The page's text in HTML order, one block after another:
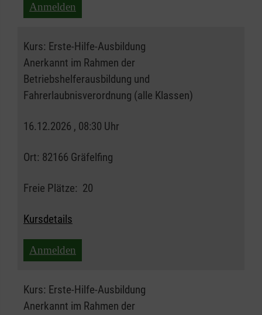
Anmelden
Kurs: Erste-Hilfe-Ausbildung
Anerkannt im Rahmen der
Betriebshelferausbildung und
Fahrerlaubnisverordnung (alle Klassen)
16.12.2026 , 08:30 Uhr
Ort: 82166 Gräfelfing
Freie Plätze: 20
Kursdetails
Anmelden
Kurs: Erste-Hilfe-Ausbildung
Anerkannt im Rahmen der